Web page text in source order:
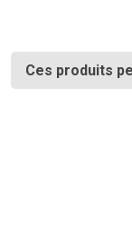
Ces produits